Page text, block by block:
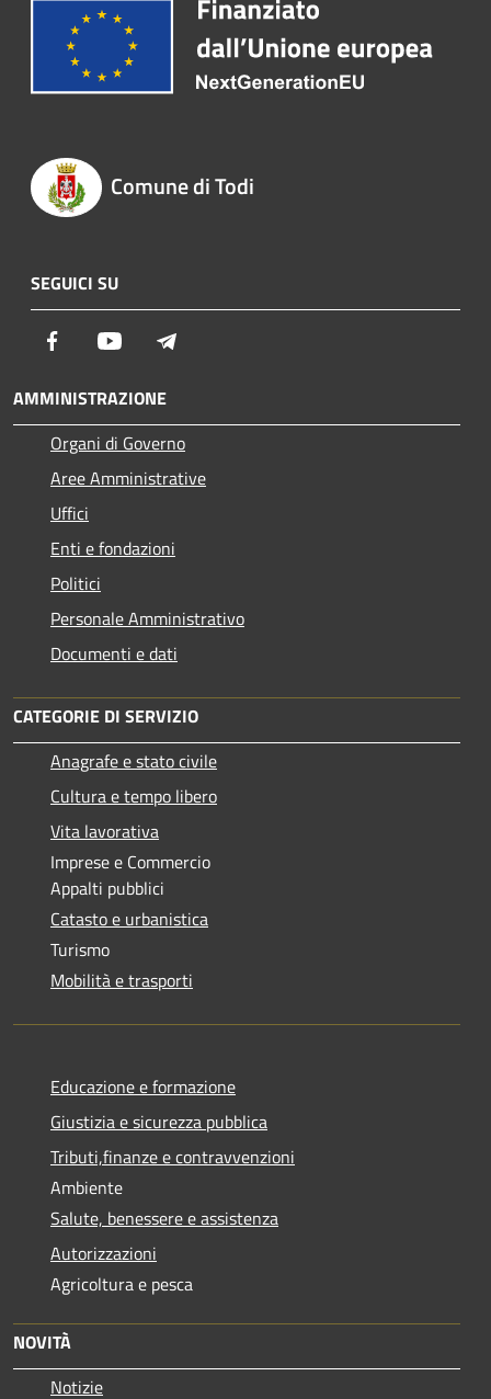
Comune di Todi
SEGUICI SU
Facebook Youtube
AMMINISTRAZIONE
Organi di Governo
Aree Amministrative
Uffici
Enti e fondazioni
Politici
Personale Amministrativo
Documenti e dati
CATEGORIE DI SERVIZIO
Anagrafe e stato civile
Cultura e tempo libero
Vita lavorativa
Imprese e Commercio
Appalti pubblici
Catasto e urbanistica
Turismo
Mobilità e trasporti
Educazione e formazione
Giustizia e sicurezza pubblica
Tributi,finanze e contravvenzioni
Ambiente
Salute, benessere e assistenza
Autorizzazioni
Agricoltura e pesca
NOVITÀ
Notizie